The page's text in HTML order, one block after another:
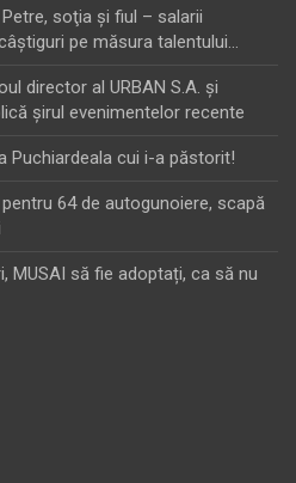
soţia şi fiul – salarii
pe măsura talentului…
director al URBAN S.A. şi
şirul evenimentelor recente
Puchiardeala cui i-a păstorit!
64 de autogunoiere, scapă
MUSAI să fie adoptați, ca să nu